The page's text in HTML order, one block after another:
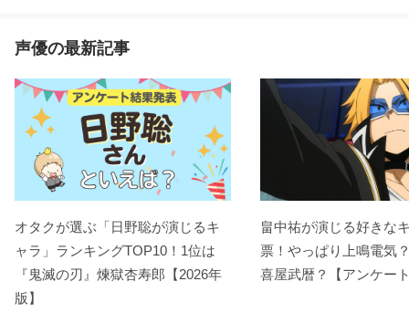
声優の最新記事
オタクが選ぶ「日野聡が演じるキ
ャラ」ランキングTOP10！1位は
『鬼滅の刃』煉󠄁獄杏寿郎【2026年
版】
畠中祐が演じる好きな
票！やっぱり上鳴電気
喜屋武暦？【アンケー